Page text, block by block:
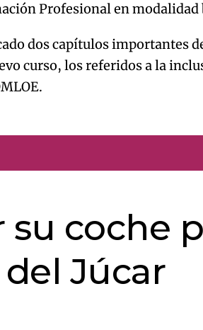
Profesional en
dos capítulos importantes
curso, los referidos a la
su coche
Júcar